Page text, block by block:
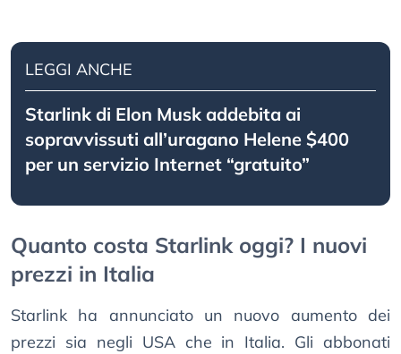
LEGGI ANCHE
Starlink di Elon Musk addebita ai
sopravvissuti all’uragano Helene $400
per un servizio Internet “gratuito”
Quanto costa Starlink oggi? I nuovi
prezzi in Italia
Starlink ha annunciato un nuovo aumento dei
prezzi sia negli USA che in Italia. Gli abbonati